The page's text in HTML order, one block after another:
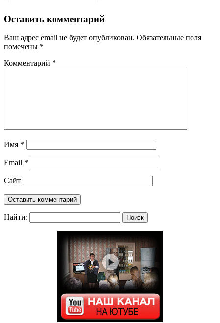
Оставить комментарий
Ваш адрес email не будет опубликован. Обязательные поля
помечены *
Комментарий *
Имя *
Email *
Сайт
Найти: